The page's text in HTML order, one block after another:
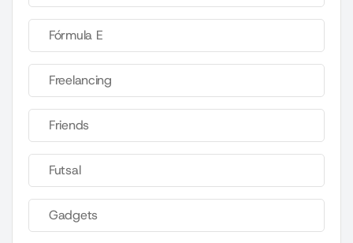
Fórmula E
Freelancing
Friends
Futsal
Gadgets